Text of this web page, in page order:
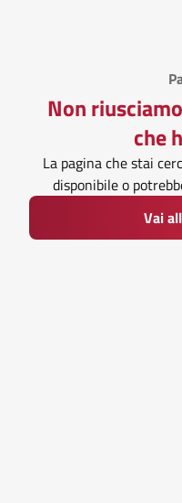
Non
che
La pagina che stai
disponibile o
Vai